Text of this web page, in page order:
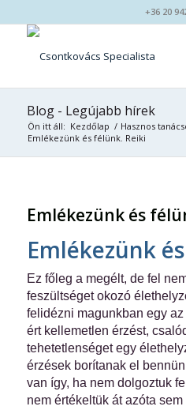
+36 20
Blog - Legújabb hírek
Ön itt áll: Kezdőlap / Hasznos
Emlékezünk és félünk. Reiki
Emlékezünk és
Emlékezünk
Ez főleg a megélt, de fel
feszültséget okozó
felidézni magunkban egy
ért kellemetlen érzést,
tehetetlenséget egy
érzések borítanak el
van így, ha nem dolgoztuk
nem értékeltük át azóta